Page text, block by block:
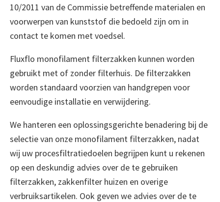
10/2011 van de Commissie betreffende materialen en
voorwerpen van kunststof die bedoeld zijn om in
contact te komen met voedsel.
Fluxflo monofilament filterzakken kunnen worden
gebruikt met of zonder filterhuis. De filterzakken
worden standaard voorzien van handgrepen voor
eenvoudige installatie en verwijdering.
We hanteren een oplossingsgerichte benadering bij de
selectie van onze monofilament filterzakken, nadat
wij uw procesfiltratiedoelen begrijpen kunt u rekenen
op een deskundig advies over de te gebruiken
filterzakken, zakkenfilter huizen en overige
verbruiksartikelen. Ook geven we advies over de te